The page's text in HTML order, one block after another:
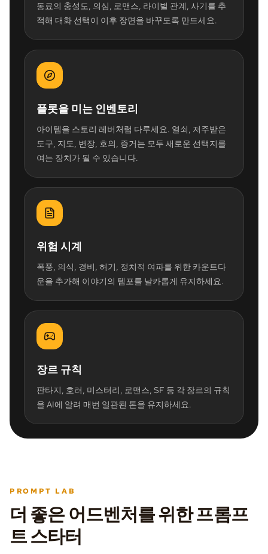
동료의 충성도, 의심, 로맨스, 라이벌 관계, 사기를 추
적해 대화 선택이 이후 장면을 바꾸도록 만드세요.
플롯을 미는 인벤토리
아이템을 스토리 레버처럼 다루세요. 열쇠, 저주받은
도구, 지도, 변장, 호의, 증거는 모두 새로운 선택지를
여는 장치가 될 수 있습니다.
위험 시계
폭풍, 의식, 경비, 허기, 정치적 여파를 위한 카운트다
운을 추가해 이야기의 템포를 날카롭게 유지하세요.
장르 규칙
판타지, 호러, 미스터리, 로맨스, SF 등 각 장르의 규칙
을 AI에 알려 매번 일관된 톤을 유지하세요.
PROMPT LAB
더 좋은 어드벤처를 위한 프롬프
트 스타터